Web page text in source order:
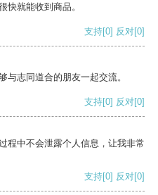
快就能收到商品。
支持[0] 反对[0]
与志同道合的朋友一起交流。
支持[0] 反对[0]
程中不会泄露个人信息，让我非常
支持[0] 反对[0]